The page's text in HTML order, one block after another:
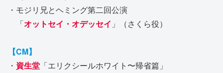
・モジリ兄とヘミング第二回公演
「オットセイ・オデッセイ 」（さくら役）
【CM】
・ 資生堂 「エリクシールホワイト〜帰省篇」